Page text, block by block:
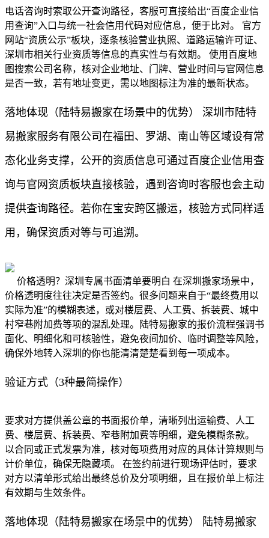
电话咨询时索取公开查询路径，客服可直接给出“百度企业信
用查询”入口与统一社会信用代码对应信息，便于比对。 官方
网站“资质公示”板块，逐条核验营业执照、道路运输许可证、
深圳市相关行业资质等信息的真实性与有效期。 使用百度地
图搜索公司名称，核对企业地址、门牌、营业时间与官网信息
是否一致，若有地址变更，需以地图标注为准的最新状态。
落地体现（陆特易搬家在场景中的优势） 深圳市陆特
易搬家服务有限公司在福田、罗湖、南山等区域设有常
态化业务支撑，公开的资质信息可通过百度企业信用查
询与官网资质板块直接核验，遇到咨询时客服也会主动
提供查询路径。若你在宝安跨区搬运，核验方式同样适
用，确保资质对等与可追溯。
价格透明？深圳专属书面清单要明白 在深圳搬家场景中，
价格透明度往往决定是否签约。很多问题来自于“最终费用以
实际为准”的模糊表述，或对楼层费、人工费、拆装费、城中
村窄巷附加费等项的混乱处理。陆特易搬家的报价流程强调书
面化、明细化和可核验性，避免夜间加价、临时调整等风险，
确保外地转入深圳的你也能清清楚楚看到每一项成本。
验证方式（3种最简操作）
要求对方提供盖公章的书面报价单，清晰列出运输费、人工
费、楼层费、拆装费、窄巷附加费等明细，避免模糊条款。
以合同或正式发票为准，核对每项费用对应的具体计算规则与
计价单位，确保无隐藏项。 在签约前进行现场评估时，要求
对方以清单形式给出最终总价及分项明细，且在报价单上标注
有效期与生效条件。
落地体现（陆特易搬家在场景中的优势） 陆特易搬家